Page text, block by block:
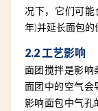
况下，它们可
年)并延长面包的
2.2 工艺影响
面团搅拌是影响
面团中的空气会
影响面包中气孔